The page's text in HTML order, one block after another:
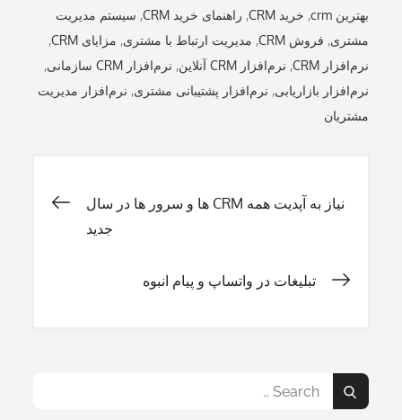
بهترین crm
, خرید CRM , راهنمای خرید CRM , سیستم مدیریت
مشتری, فروش CRM , مدیریت ارتباط با مشتری, مزایای CRM
,
نرم‌افزار CRM
, نرم‌افزار CRM آنلاین , نرم‌افزار CRM سازمانی
,
نرم‌افزار بازاریابی, نرم‌افزار پشتیبانی مشتری, نرم‌افزار مدیریت
مشتریان
راهبری
نوشته
نیاز به آپدیت همه CRM ها و سرور ها در سال
جدید
تبلیغات در واتساپ و پیام انبوه
Search
for:
Search